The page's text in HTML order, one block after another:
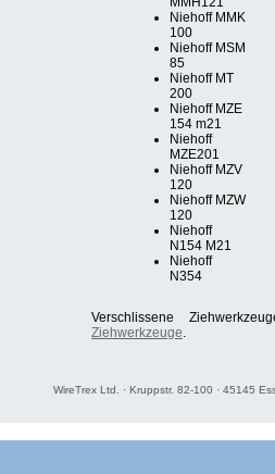
Niehoff MMK
100
Niehoff MSM
85
Niehoff MT
200
Niehoff MZE
154 m21
Niehoff
MZE201
Niehoff MZV
120
Niehoff MZW
120
Niehoff
N154 M21
Niehoff
N354
Verschlissene
Ziehwerkzeuge.
WireTrex Ltd. · Kruppstr. 82-100 · 45145